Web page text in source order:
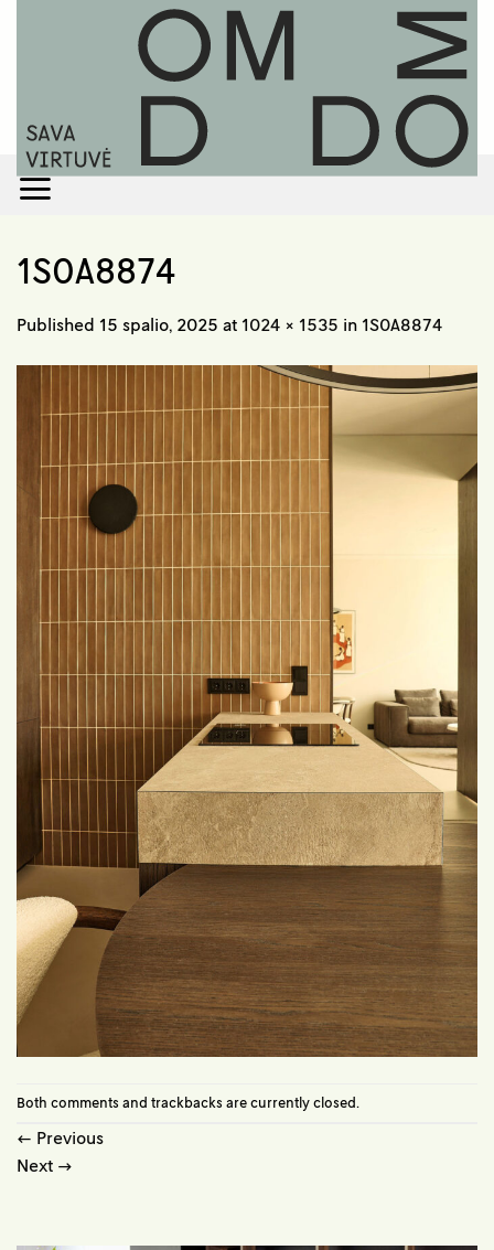
1S0A8874
Published 15 spalio, 2025 at 1024 × 1535 in 1S0A8874
Both comments and trackbacks are currently closed.
← Previous
Next →